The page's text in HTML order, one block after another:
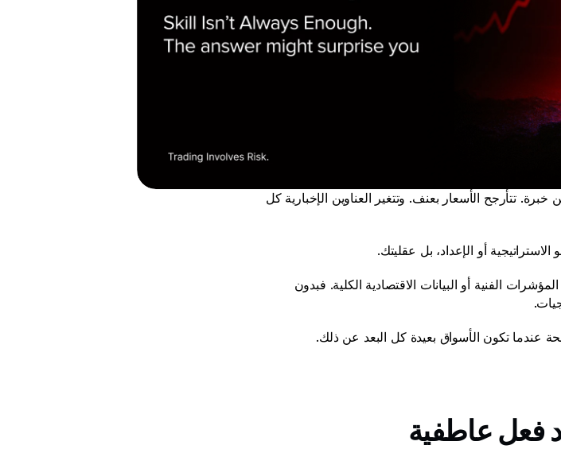
أو الإعداد، بل عقليتك.
عندما تكون الأسواق بعيدة كل البعد عن ذلك.
فعل عاطفية